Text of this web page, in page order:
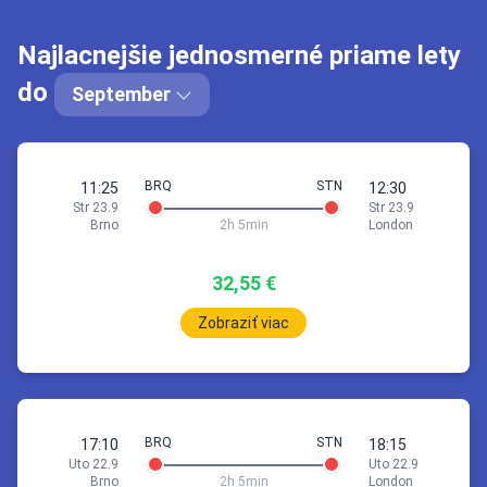
23 Sep 07:55 London
Rezervovat za 80,33 €
Najlacnejšie jednosmerné priame lety
do
September
11:25
Str 23.9
Brno
BRQ STN
2h 5min
12:30
Str 23.9
London
32,55 €
Zobraziť viac
23 Sep 11:25 Brno London
2h5min
17:10
Uto 22.9
Brno
BRQ STN
2h 5min
18:15
Uto 22.9
London